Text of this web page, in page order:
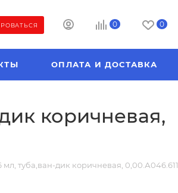
0 0
ОПЛАТА И ДОСТАВКА
коричневая,
туба,ван-дик коричневая, 0,00.А046.611